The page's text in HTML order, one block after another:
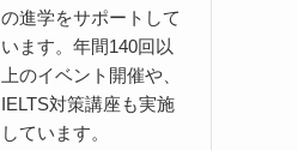
の進学をサポートして
います。年間140回以
上のイベント開催や、
IELTS対策講座も実施
しています。